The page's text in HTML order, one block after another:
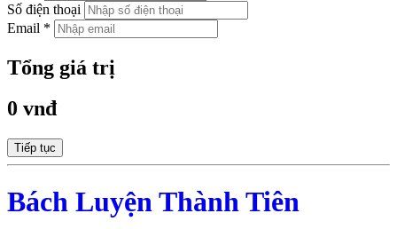
Số điện thoại
Email *
Tổng giá trị
0 vnđ
Tiếp tục
Bách Luyện Thành Tiên